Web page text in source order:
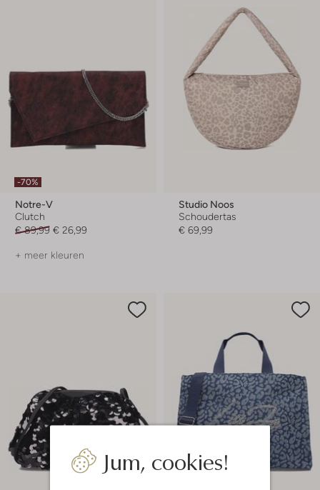
Jum, cookies!
-70%
Notre-V
Clutch
€ 89,99 € 26,99
+ meer kleuren
Studio Noos
Schoudertas
€ 69,99